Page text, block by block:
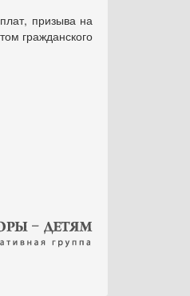
призыва на
гражданского